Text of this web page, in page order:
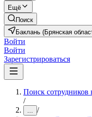
Ещё
Поиск
Баклань (Брянская
Войти
Войти
Зарегистрироваться
Поиск сотрудников
/
... /